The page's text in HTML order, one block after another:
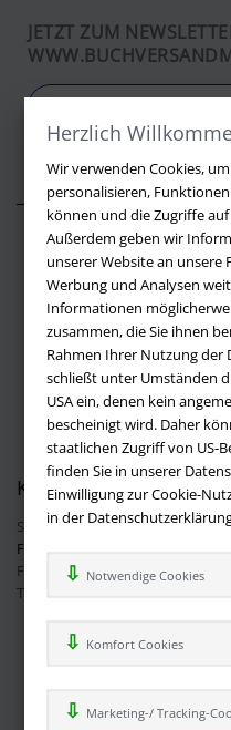
Herzlich
Wir verwenden Cookies,
personalisieren,
können und die Zugriffe
Außerdem geben wir
unserer Website an unsere
Werbung und Analysen
Informationen
zusammen, die Sie ihnen
Rahmen Ihrer Nutzung der
schließt unter Umständen
USA ein, denen kein
bescheinigt wird. Daher
staatlichen Zugriff von US-
finden Sie in unserer
Einwilligung zur Cookie-
in der
Notwendige Cookies
Komfort Cookies
Marketing-/ Tracking-
JETZT ZUM
Über
Impressum
Versandbedingungen
Widerruf
Batteriehinweis
AGB
Datenschutz
Kontakt
Sie haben Fragen?Hier finden
Fragen.
Fragen per E-Mail:
Telefon: +49 (0)9209 20 23 188
Ihre Vorteile bei uns
Kostenloser Versand
Sicherer Online Shop und
Viele Zahlungsmethoden